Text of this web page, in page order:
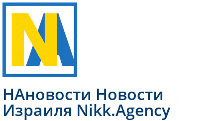
НАновости Новости
Израиля Nikk.Agency